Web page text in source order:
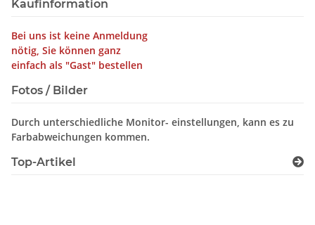
Kaufinformation
Bei uns ist keine Anmeldung
nötig, Sie können ganz
einfach als "Gast" bestellen
Fotos / Bilder
Durch unterschiedliche Monitor- einstellungen, kann es zu
Farbabweichungen kommen.
Top-Artikel